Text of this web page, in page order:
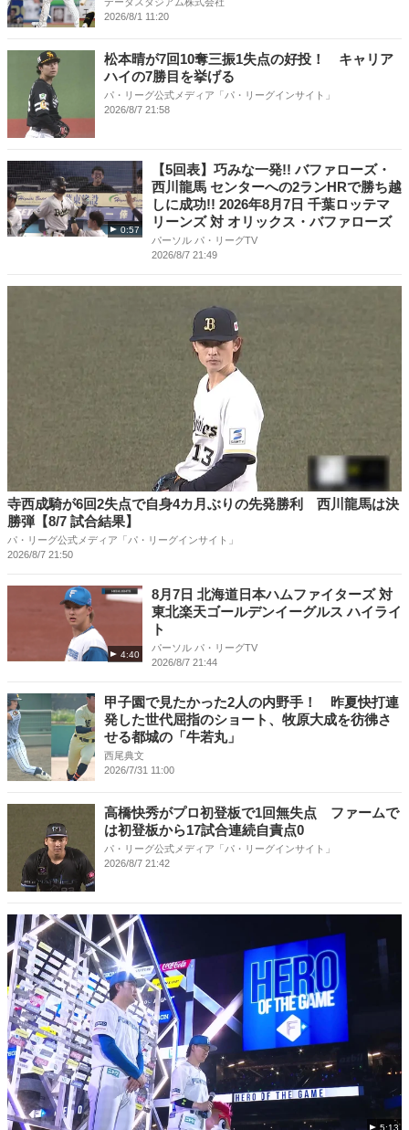
2026/8/1 11:20
松本晴が7回10奪三振1失点の好投！ キャリア
ハイの7勝目を挙げる
パ・リーグ公式メディア「パ・リーグインサイト」
2026/8/7 21:58
0:57
【5回表】巧みな一発!! バファローズ・
西川龍馬 センターへの2ランHRで勝ち越
しに成功!! 2026年8月7日 千葉ロッテマ
リーンズ 対 オリックス・バファローズ
パーソル パ・リーグTV
2026/8/7 21:49
寺西成騎が6回2失点で自身4カ月ぶりの先発勝利 西川龍馬は決
勝弾【8/7 試合結果】
パ・リーグ公式メディア「パ・リーグインサイト」
2026/8/7 21:50
4:40
8月7日 北海道日本ハムファイターズ 対
東北楽天ゴールデンイーグルス ハイライ
ト
パーソル パ・リーグTV
2026/8/7 21:44
甲子園で見たかった2人の内野手！ 昨夏快打連
発した世代屈指のショート、牧原大成を彷彿さ
せる都城の「牛若丸」
西尾典文
2026/7/31 11:00
高橋快秀がプロ初登板で1回無失点 ファームで
は初登板から17試合連続自責点0
パ・リーグ公式メディア「パ・リーグインサイト」
2026/8/7 21:42
5:13